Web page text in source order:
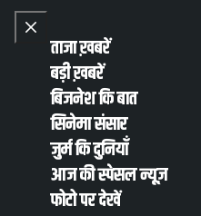
Skip to content
Close menu
ताजा ख़बरें
बड़ी ख़बरें
बिजनेश कि बात
सिनेमा संसार
जुर्म कि दुनियाँ
आज की स्पेसल न्यूज़
फोटो पर देखें
Open main menu
MENU